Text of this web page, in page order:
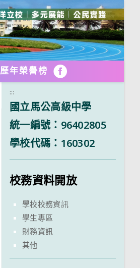
歷年榮譽榜 FB
:::
國立馬公高級中學
統一編號：96402805
學校代碼：160302
校務資料開放
學校校務資訊
學生專區
財務資訊
其他